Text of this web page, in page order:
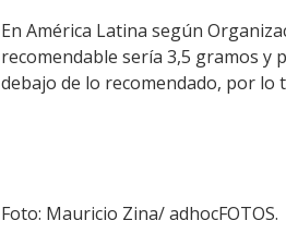
En América Latina según
recomendable sería 3,5 gramos y
debajo de lo recomendado, por lo
Foto: Mauricio Zina/ adhocFOTOS.